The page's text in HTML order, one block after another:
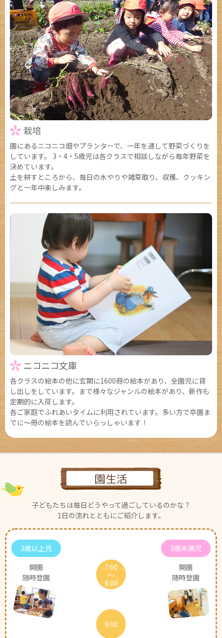
栽培
園にあるニコニコ畑やプランターで、一年を通して野菜づくりを
しています。 3・4・5歳児は各クラスで相談しながら毎年野菜を
決めています。
土を耕すところから、毎日の水やりや雑草取り、収穫、クッキン
グと一年中楽しみます。
ニコニコ文庫
各クラスの絵本の他に玄関に1600冊の絵本があり、全園児に貸
し出しをしています。まで様々なジャンルの絵本があり、新作も
定期的に入荷します。
各ご家庭でふれあいタイムに利用されています。多い方で卒園ま
でに～冊の絵本を読んでいらっしゃいます！
園生活
子どもたちは毎日どうやって過ごしているのかな？
1日の流れとともにご紹介します。
3歳以上児
開園
随時登園
3歳未満児
開園
随時登園
7:00
～
8:00
9:00